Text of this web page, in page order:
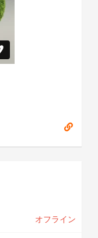
オフライン